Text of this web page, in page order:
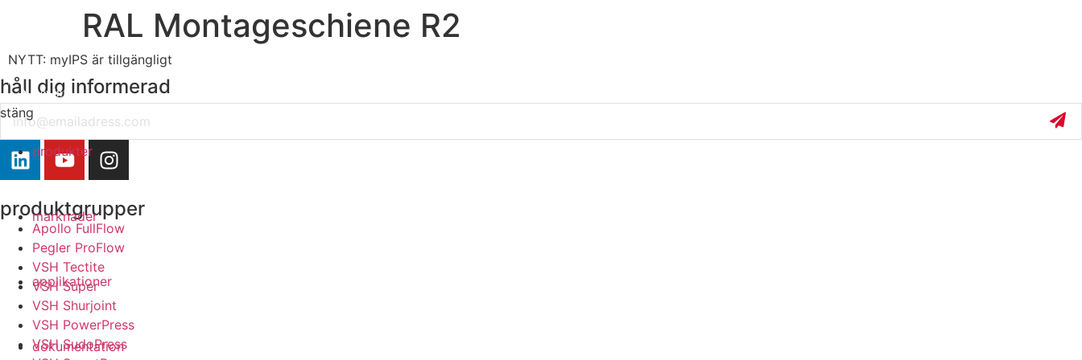
NYTT: myIPS är tillgängligt
mer info
stäng
stäng
produkter
marknader
applikationer
dokumentation
RAL Montageschiene R2
håll dig informerad
Email
produktgrupper
Apollo FullFlow
Pegler ProFlow
VSH Tectite
VSH Super
VSH Shurjoint
VSH PowerPress
VSH SudoPress